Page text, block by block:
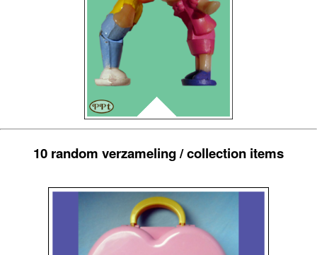
10 random verzameling / collection items